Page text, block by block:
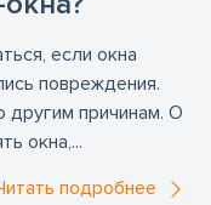
окон
проёмы
окон в Риге
окон пвх
если окна
повреждения.
другим причинам. О
окна,...
подробнее